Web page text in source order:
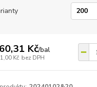
Kč/bal
Kč bez DPH